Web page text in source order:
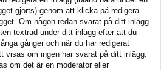
gjorts) genom att klicka på redigera-
Om någon redan svarat på ditt inlägg
textrad under ditt inlägg efter att du
gånger och när du har redigerat
visas om ingen har svarat på ditt inlägg.
om det är en moderator eller